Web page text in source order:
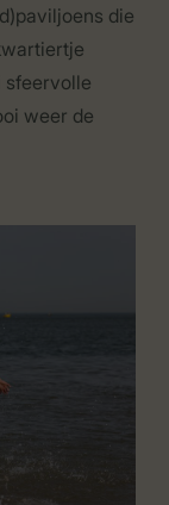
die
sfeervolle
weer de